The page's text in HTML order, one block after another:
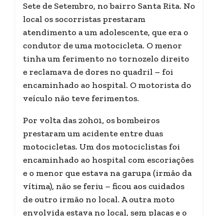
Sete de Setembro, no bairro Santa Rita. No
local os socorristas prestaram
atendimento a um adolescente, que era o
condutor de uma motocicleta. O menor
tinha um ferimento no tornozelo direito
e reclamava de dores no quadril – foi
encaminhado ao hospital. O motorista do
veículo não teve ferimentos.
Por volta das 20h01, os bombeiros
prestaram um acidente entre duas
motocicletas. Um dos motociclistas foi
encaminhado ao hospital com escoriações
e o menor que estava na garupa (irmão da
vítima), não se feriu – ficou aos cuidados
de outro irmão no local. A outra moto
envolvida estava no local, sem placas e o